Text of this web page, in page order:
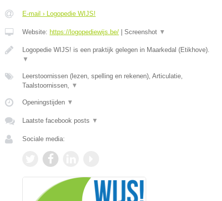
E-mail › Logopedie WIJS!
Website: https://logopediewijs.be/ Screenshot ▼
Logopedie WIJS! is een praktijk gelegen in Maarkedal (Etikhove).
▼
Leerstoornissen (lezen, spelling en rekenen), Articulatie,
Taalstoornissen, ▼
Openingstijden ▼
Laatste facebook posts ▼
Sociale media: